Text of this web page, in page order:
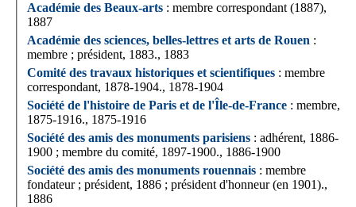
Académie des Beaux-arts : membre correspondant (1887),
1887
Académie des sciences, belles-lettres et arts de Rouen :
membre ; président, 1883., 1883
Comité des travaux historiques et scientifiques : membre
correspondant, 1878-1904., 1878-1904
Société de l'histoire de Paris et de l'Île-de-France : membre,
1875-1916., 1875-1916
Société des amis des monuments parisiens : adhérent, 1886-
1900 ; membre du comité, 1897-1900., 1886-1900
Société des amis des monuments rouennais : membre
fondateur ; président, 1886 ; président d'honneur (en 1901).,
1886